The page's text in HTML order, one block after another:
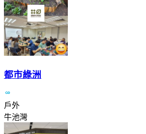
都市綠洲
戶外
牛池灣